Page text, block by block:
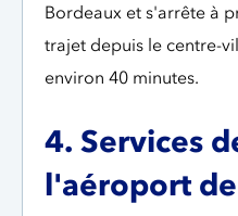
Bordeaux et s'arrête à
trajet depuis le centre-
environ 40 minutes.
4. Services
l'aéroport